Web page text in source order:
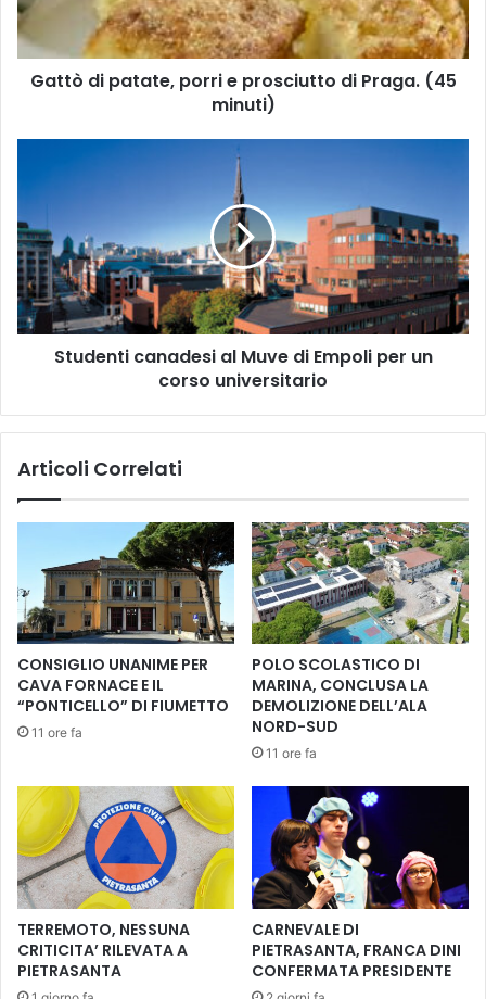
i
p
a
r
r
i
e
p
c
u
P
r
a
g
a
(
5
m
i
n
u
t
i
)
Gattò di patate, porri e prosciutto di Praga. (45
minuti)
d
e
n
t
i
c
s
u
v
e
i
E
p
l
p
e
r
u
n
c
o
r
Studenti canadesi al Muve di Empoli per un
corso universitario
Articoli Correlati
CONSIGLIO UNANIME PER
CAVA FORNACE E IL
“PONTICELLO” DI FIUMETTO
11 ore fa
POLO SCOLASTICO DI
MARINA, CONCLUSA LA
DEMOLIZIONE DELL’ALA
NORD-SUD
11 ore fa
TERREMOTO, NESSUNA
CRITICITA’ RILEVATA A
PIETRASANTA
CARNEVALE DI
PIETRASANTA, FRANCA DINI
CONFERMATA PRESIDENTE